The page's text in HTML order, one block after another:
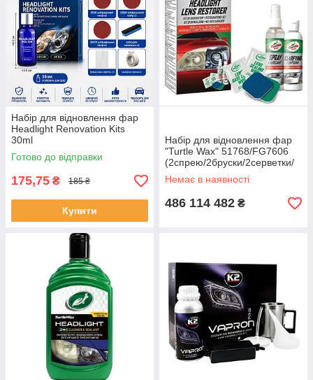
Набір для відновлення фар
Headlight Renovation Kits
30ml
Готово до відправки
175,75 ₴ 185 ₴
Купити
Набір для відновлення фар
"Turtle Wax" 51768/FG7606
(2спрею/2бруски/2серветки/
рукавички) (6)
Немає в наявності
486 114 482 ₴